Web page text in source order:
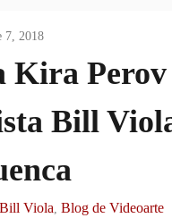
7, 2018
Perov
Bill
Viola Blog de Videoarte